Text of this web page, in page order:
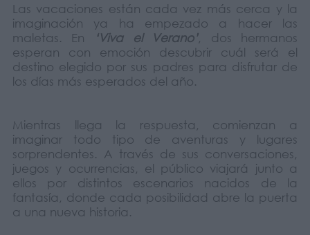
Las vacaciones están cada vez más cerca y la
imaginación ya ha empezado a hacer las
maletas. En
‘Viva el Verano’, dos hermanos
esperan con emoción descubrir cuál será el
destino elegido por sus padres para disfrutar de
los días más esperados del año.
Mientras llega la respuesta, comienzan a
imaginar todo tipo de aventuras y lugares
sorprendentes. A través de sus conversaciones,
juegos y ocurrencias, el público viajará junto a
ellos por distintos escenarios nacidos de la
fantasía, donde cada posibilidad abre la puerta
a una nueva historia.